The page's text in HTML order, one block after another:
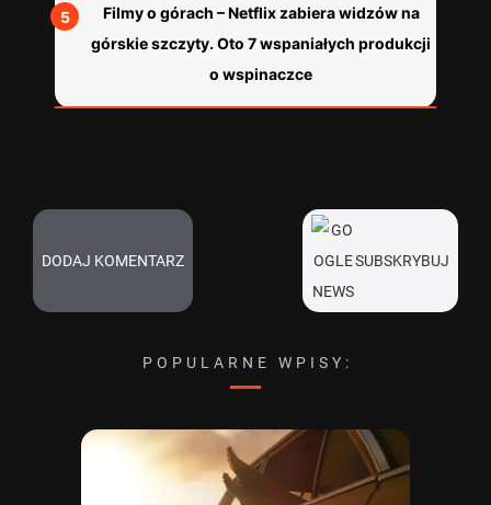
Filmy o górach – Netflix zabiera widzów na
górskie szczyty. Oto 7 wspaniałych produkcji
o wspinaczce
DODAJ KOMENTARZ SUBSKRYBUJ
POPULARNE WPISY: